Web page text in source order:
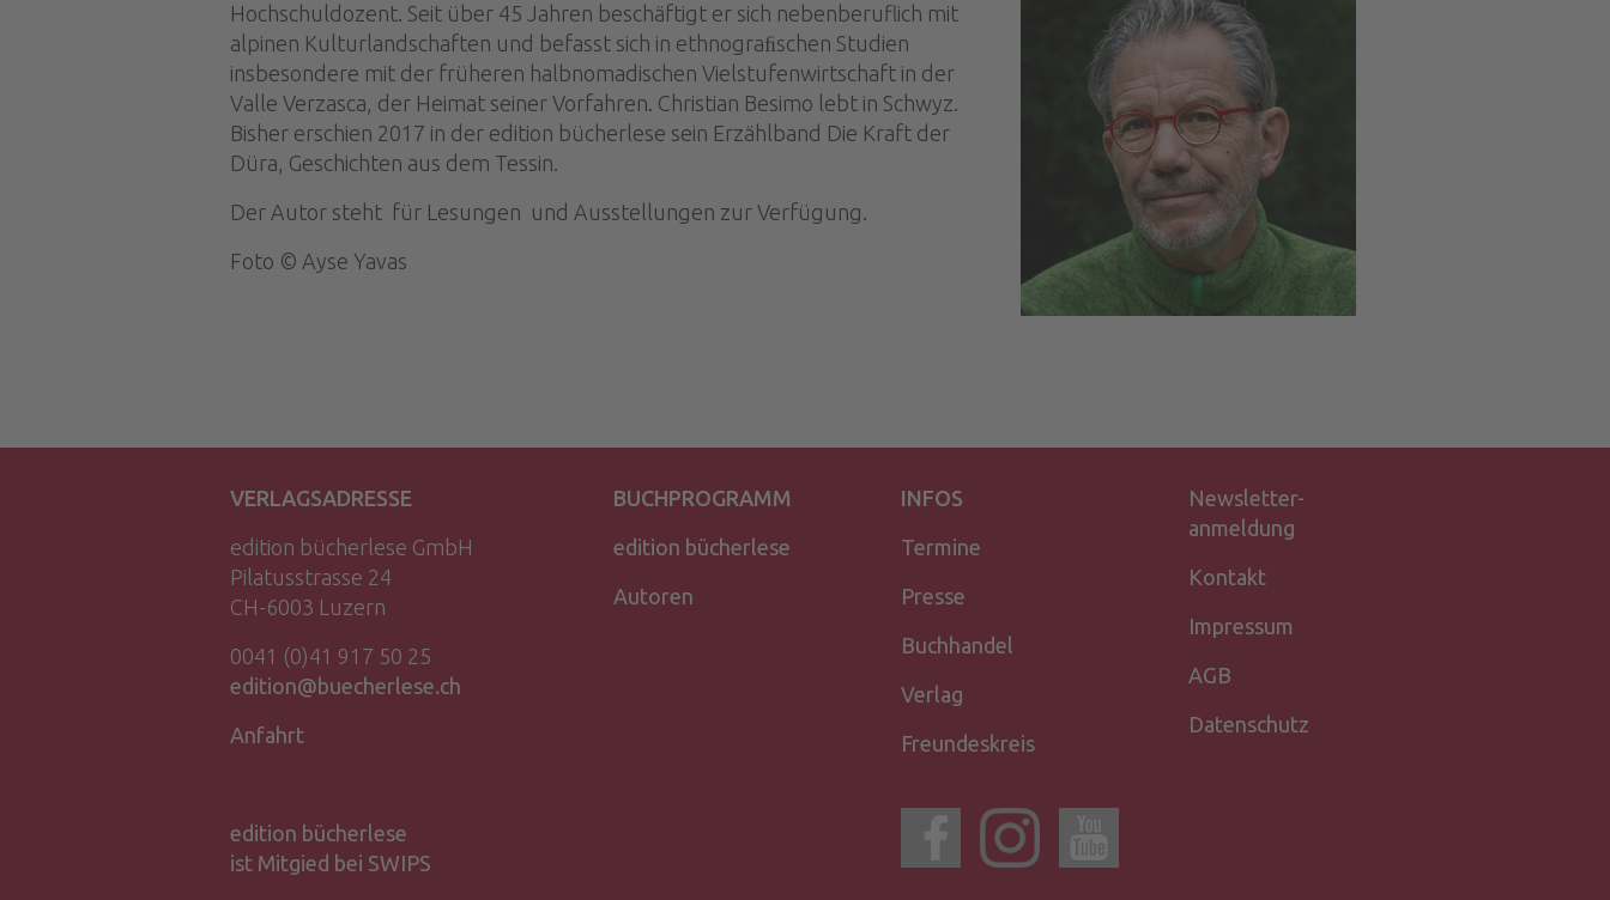
Hochschuldozent. Seit über 45 Jahren beschäftigt er sich nebenberuflich mit
alpinen Kulturlandschaften und befasst sich in ethnograﬁschen Studien
insbesondere mit der früheren halbnomadischen Vielstufenwirtschaft in der
Valle Verzasca, der Heimat seiner Vorfahren. Christian Besimo lebt in Schwyz.
Bisher erschien 2017 in der edition bücherlese sein Erzählband Die Kraft der
Düra, Geschichten aus dem Tessin.
Der Autor steht für Lesungen und Ausstellungen zur Verfügung.
Foto © Ayse Yavas
VERLAGSADRESSE
edition bücherlese GmbH
Pilatusstrasse 24
CH-6003 Luzern
0041 (0)41 917 50 25
edition@buecherlese.ch
Anfahrt
edition bücherlese
ist Mitgied bei SWIPS
BUCHPROGRAMM
edition bücherlese
Autoren
INFOS
Termine
Presse
Buchhandel
Verlag
Freundeskreis
Newsletter-
anmeldung
Kontakt
Impressum
AGB
Datenschutz